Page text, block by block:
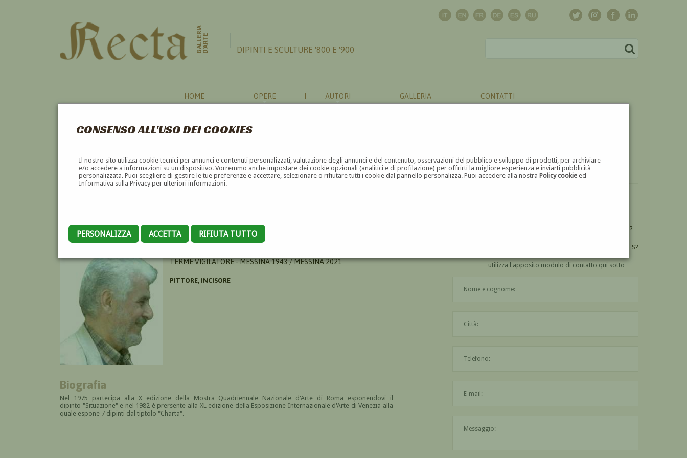
CONSENSO ALL'USO DEI COOKIES
Il nostro sito utilizza cookie tecnici per annunci e contenuti personalizzati, valutazione degli annunci e del contenuto, osservazioni del pubblico e sviluppo di prodotti, per archiviare
e/o accedere a informazioni su un dispositivo. Vorremmo anche impostare dei cookie opzionali (analitici e di profilazione) per offrirti la migliore esperienza e inviarti pubblicità
personalizzata. Puoi scegliere di gestire le tue preferenze e accettare, selezionare o rifiutare tutti i cookie dal pannello personalizza. Puoi accedere alla nostraPolicy cookie ed
Informativa sulla Privacy per ulteriori informazioni.
PERSONALIZZA ACCETTA RIFIUTA TUTTO
GALLERIAD'ARTE DIPINTI E SCULTURE '800 E '900
HOME OPERE AUTORI GALLERIA CONTATTI
ANTONIO FREILES
TERME VIGILATORE - MESSINA 1943 / MESSINA 2021
PITTORE, INCISORE
Biografia
Nel 1975 partecipa alla X edizione della Mostra Quadriennale Nazionale d'Arte di Roma esponendovi il
dipinto "Situazione" e nel 1982 è prersente alla XL edizione della Esposizione Internazionale d'Arte di Venezia alla
quale espone 7 dipinti dal tiptolo "Charta".
UN'OPERA DI ANTONIO FREILES?
UN'OPERA DI ANTONIO FREILES?
utilizza l'apposito modulo di contatto qui sotto